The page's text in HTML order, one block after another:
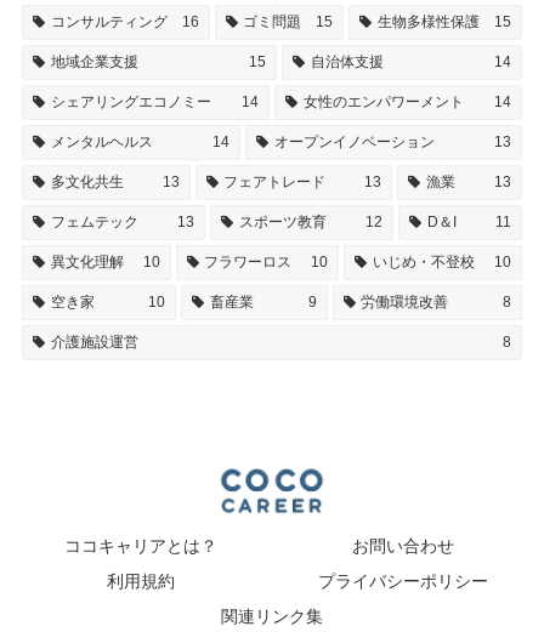
コンサルティング 16 ゴミ問題 15 生物多様性保護 15
地域企業支援 15 自治体支援 14
シェアリングエコノミー 14 女性のエンパワーメント 14
メンタルヘルス 14 オープンイノベーション 13
多文化共生 13 フェアトレード 13 漁業 13
フェムテック 13 スポーツ教育 12 D＆I 11
異文化理解 10 フラワーロス 10 いじめ・不登校 10
空き家 10 畜産業 9 労働環境改善 8
介護施設運営 8
ココキャリアとは？
お問い合わせ
利用規約
プライバシーポリシー
関連リンク集